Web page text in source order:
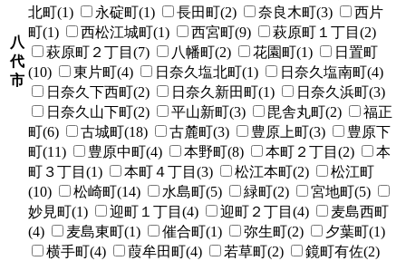
八
代
市
北町(1)
永碇町(1) 長田町(2) 奈良木町(3)
西片
町(1)
西松江城町(1) 西宮町(9)
萩原町１丁目(2)
萩原町２丁目(7)
八幡町(2) 花園町(1)
日置町
(10)
東片町(4) 日奈久塩北町(1)
日奈久塩南町(4)
日奈久下西町(2)
日奈久新田町(1)
日奈久浜町(3)
日奈久山下町(2)
平山新町(3) 毘舎丸町(2)
福正
町(6)
古城町(18) 古麓町(3) 豊原上町(3)
豊原下
町(11)
豊原中町(4) 本野町(8) 本町２丁目(2)
本
町３丁目(1)
本町４丁目(3) 松江本町(2)
松江町
(10)
松崎町(14) 水島町(5) 緑町(2)
宮地町(5)
妙見町(1)
迎町１丁目(4) 迎町２丁目(4)
麦島西町
(4)
麦島東町(1) 催合町(1) 弥生町(2)
夕葉町(1)
横手町(4)
葭牟田町(4) 若草町(2)
鏡町有佐(2)